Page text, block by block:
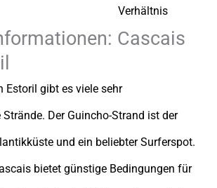
Verhältnis
Cascais
Estoril gibt es viele sehr
Der Guincho-Strand ist der
und ein beliebter Surferspot.
bietet günstige Bedingungen für